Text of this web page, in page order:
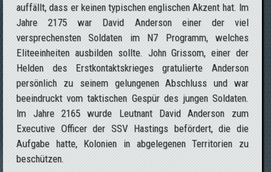
auffällt, dass er keinen typischen englischen Akzent hat. Im
Jahre 2175 war David Anderson einer der viel
versprechensten Soldaten im N7 Programm, welches
Eliteeinheiten ausbilden sollte. John Grissom, einer der
Helden des Erstkontaktskrieges gratulierte Anderson
persönlich zu seinem gelungenen Abschluss und war
beeindruckt vom taktischen Gespür des jungen Soldaten.
Im Jahre 2165 wurde Leutnant David Anderson zum
Executive Officer der SSV Hastings befördert, die die
Aufgabe hatte, Kolonien in abgelegenen Territorien zu
beschützen.